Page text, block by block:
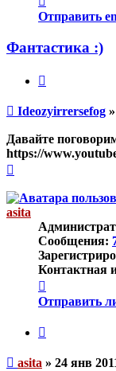
Отправить
Фантастика :)
Непрочитанное
сообщение
Ideozyirrersefog »
Давайте
https://
началу
asita
Сообщения:
Контактная
Отправить
Непрочитанное
asita » 24 янв